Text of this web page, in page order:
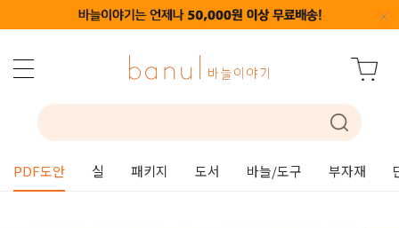
PDF도안 실 패키지 도서 바늘/도구 부자재